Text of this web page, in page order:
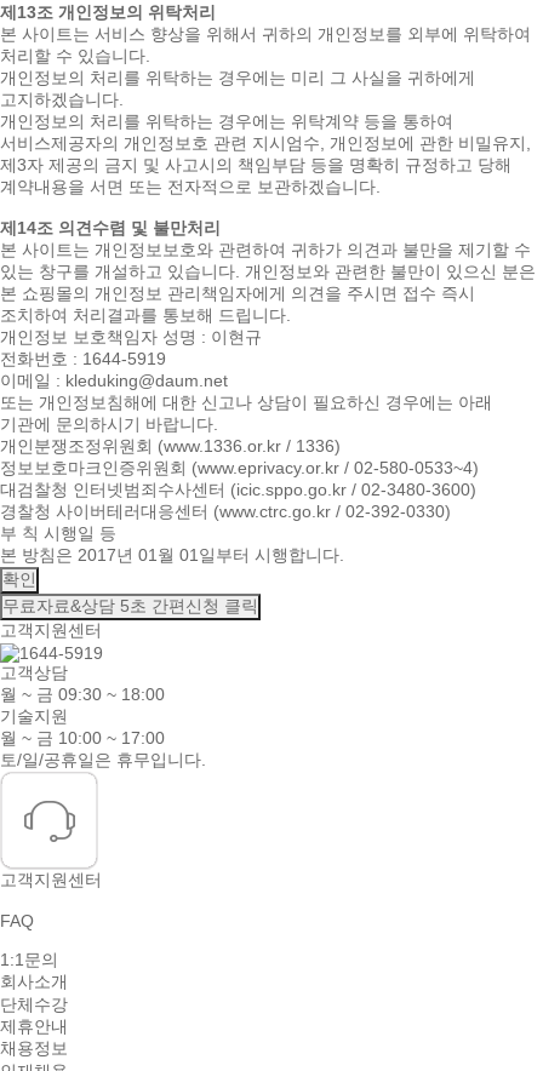
제13조 개인정보의 위탁처리
본 사이트는 서비스 향상을 위해서 귀하의 개인정보를 외부에 위탁하여
처리할 수 있습니다.
개인정보의 처리를 위탁하는 경우에는 미리 그 사실을 귀하에게
고지하겠습니다.
개인정보의 처리를 위탁하는 경우에는 위탁계약 등을 통하여
서비스제공자의 개인정보호 관련 지시엄수, 개인정보에 관한 비밀유지,
제3자 제공의 금지 및 사고시의 책임부담 등을 명확히 규정하고 당해
계약내용을 서면 또는 전자적으로 보관하겠습니다.
제14조 의견수렴 및 불만처리
본 사이트는 개인정보보호와 관련하여 귀하가 의견과 불만을 제기할 수
있는 창구를 개설하고 있습니다. 개인정보와 관련한 불만이 있으신 분은
본 쇼핑몰의 개인정보 관리책임자에게 의견을 주시면 접수 즉시
조치하여 처리결과를 통보해 드립니다.
개인정보 보호책임자 성명 : 이현규
전화번호 : 1644-5919
이메일 : kleduking@daum.net
또는 개인정보침해에 대한 신고나 상담이 필요하신 경우에는 아래
기관에 문의하시기 바랍니다.
개인분쟁조정위원회 (www.1336.or.kr / 1336)
정보보호마크인증위원회 (www.eprivacy.or.kr / 02-580-0533~4)
대검찰청 인터넷범죄수사센터 (icic.sppo.go.kr / 02-3480-3600)
경찰청 사이버테러대응센터 (www.ctrc.go.kr / 02-392-0330)
부 칙 시행일 등
본 방침은 2017년 01월 01일부터 시행합니다.
확인
무료자료&상담 5초 간편신청 클릭
고객지원센터
고객상담
월 ~ 금 09:30 ~ 18:00
기술지원
월 ~ 금 10:00 ~ 17:00
토/일/공휴일은 휴무입니다.
고객지원센터
FAQ
1:1문의
회사소개
단체수강
제휴안내
채용정보